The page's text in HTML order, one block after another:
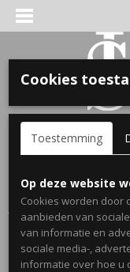
Inloggen Registreren
Home >Webshop>
cadeau voor koppels
VOOR KINDEREN
OPA & OMA.
Cookies
Toestemming
Op deze website
Cookies worden door
aanbieden van
van informatie en
sociale media-,
informatie over hoe u